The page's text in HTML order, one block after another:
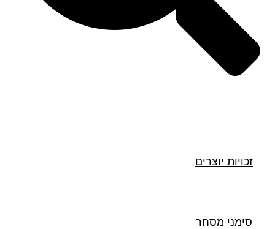
זכויות יוצרים
סימני מסחר